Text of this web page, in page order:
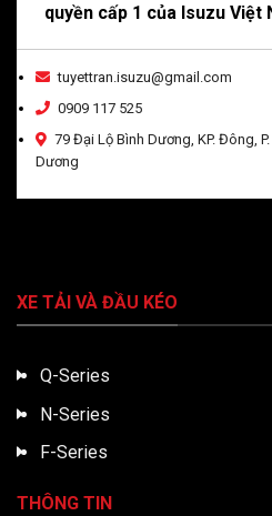
quyền cấp 1 của Isuzu Việt
tuyettran.isuzu@gmail.com
0909 117 525
79 Đại Lộ Bình Dương, KP. Đông,
Dương
XE TẢI VÀ ĐẦU KÉO
Q-Series
N-Series
F-Series
THÔNG TIN